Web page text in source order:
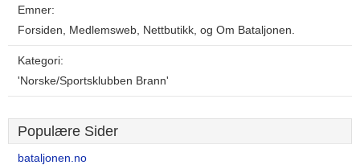
Emner:
Forsiden, Medlemsweb, Nettbutikk, og Om Bataljonen.
Kategori:
'Norske/Sportsklubben Brann'
Populære Sider
bataljonen.no